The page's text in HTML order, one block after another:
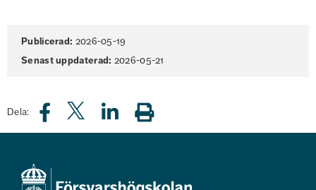
Publicerad: 2026-05-19
Senast uppdaterad: 2026-05-21
Dela: